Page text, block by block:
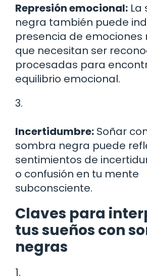
Represión emocional: La
negra también puede
presencia de emociones
que necesitan ser
procesadas para
equilibrio emocional.
3.
Incertidumbre: Soñar
sombra negra puede
sentimientos de
o confusión en tu mente
subconsciente.
Claves para
tus sueños con
negras
1.